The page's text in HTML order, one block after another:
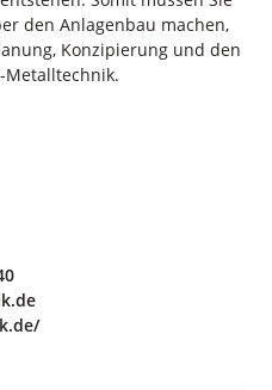
den Anlagenbau machen,
Konzipierung und den
Metalltechnik.